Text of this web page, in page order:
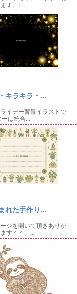
す。E...
キラキラ・...
イデー背景イラストで
は統合...
れた手作り...
ジを開いて頂きありが
す＾＾。...